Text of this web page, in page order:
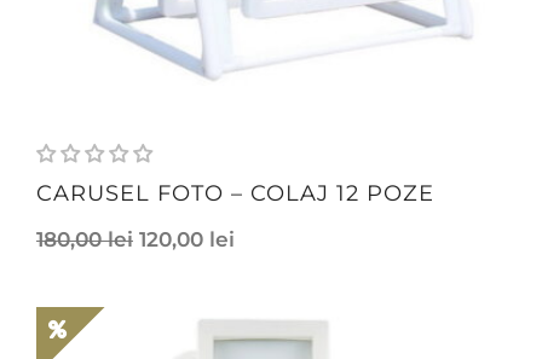
CARUSEL FOTO – COLAJ 12 POZE
180,00lei 120,00 lei